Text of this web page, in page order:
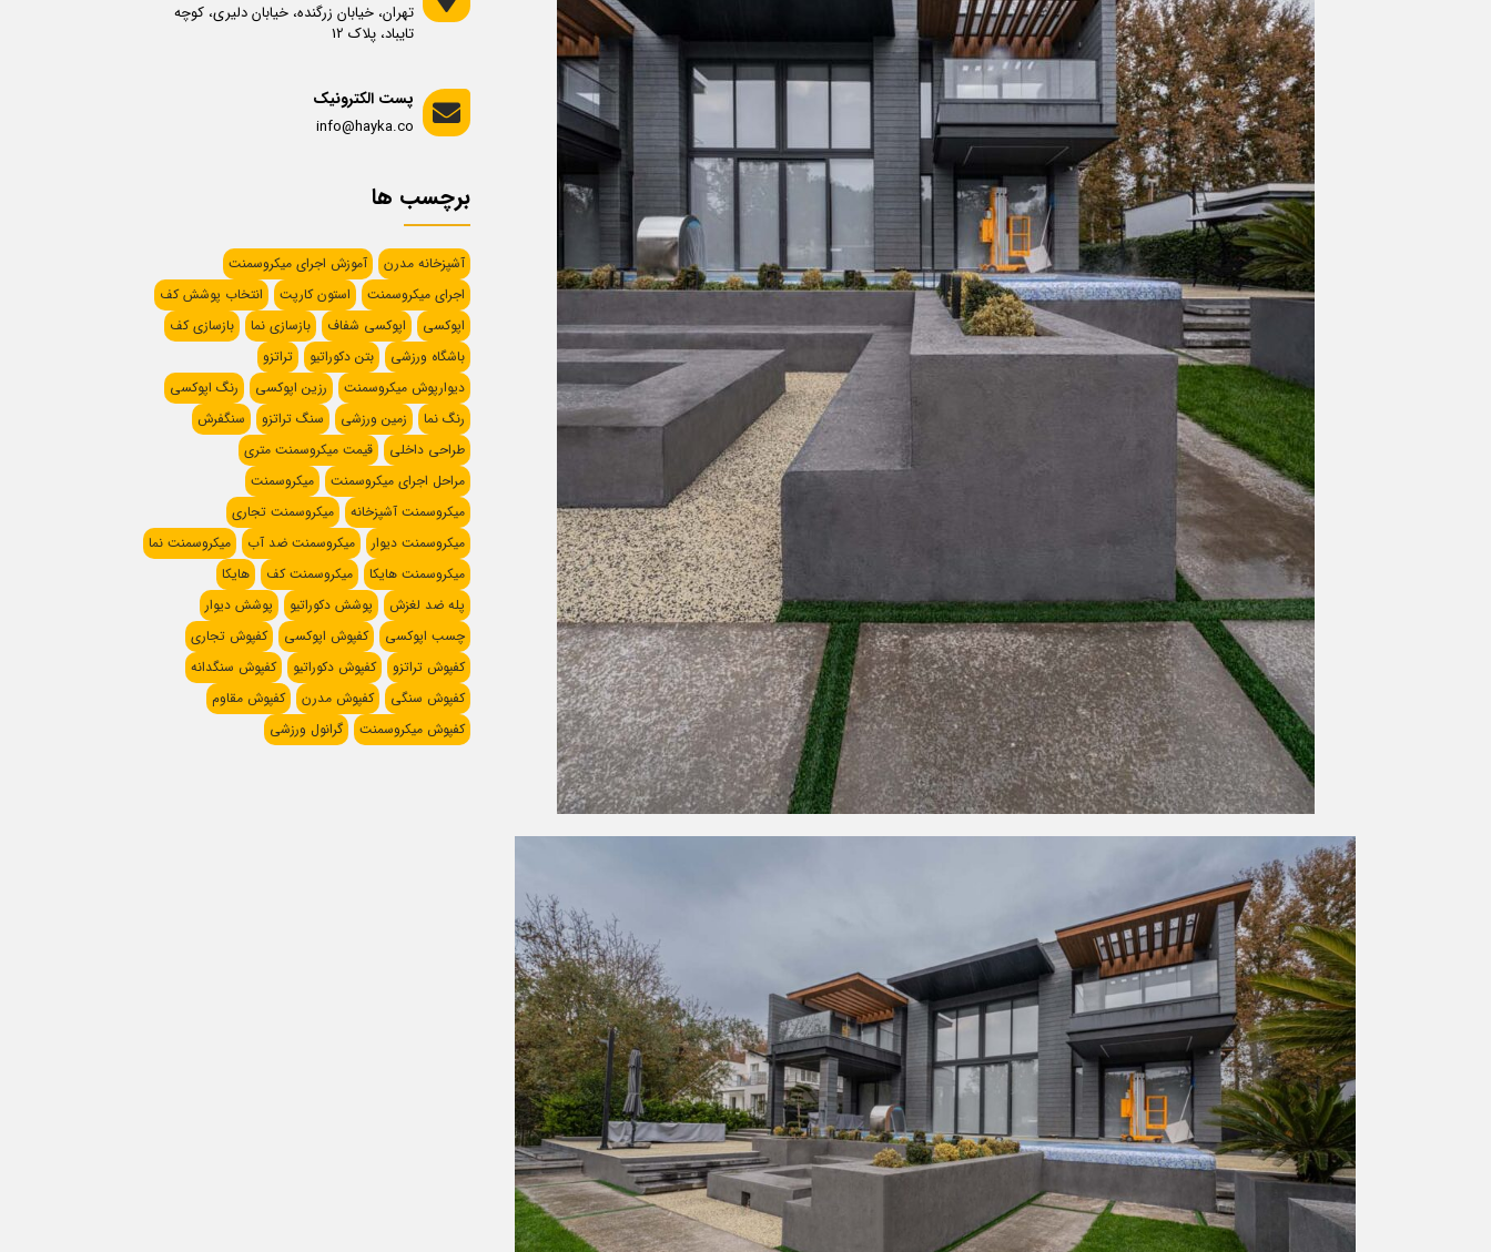
تهران، خیابان زرگنده، خیابان دلیری، کوچه
تایباد، پلاک 12
پست الکترونیک
info@hayka.co
برچسب ها
آشپزخانه مدرن
آموزش اجرای میکروسمنت
اجرای میکروسمنت
استون کارپت
انتخاب پوشش کف
اپوکسی
اپوکسی شفاف بازسازی نما
بازسازی کف
باشگاه ورزشی
بتن دکوراتیو
تراتزو
دیوارپوش میکروسمنت
رزین اپوکسی
رنگ اپوکسی
رنگ نما
زمین ورزشی سنگ تراتزو
سنگفرش
طراحی داخلی
قیمت میکروسمنت متری
مراحل اجرای میکروسمنت
میکروسمنت
میکروسمنت آشپزخانه
میکروسمنت تجاری
میکروسمنت دیوار
میکروسمنت ضد آب
میکروسمنت نما
میکروسمنت هایکا
میکروسمنت کف
هایکا
پله ضد لغزش
پوشش دکوراتیو
پوشش دیوار
چسب اپوکسی
کفپوش اپوکسی
کفپوش تجاری
کفپوش تراتزو
کفپوش دکوراتیو
کفپوش سنگدانه
کفپوش سنگی
کفپوش مدرن
کفپوش مقاوم
کفپوش میکروسمنت
گرانول ورزشی